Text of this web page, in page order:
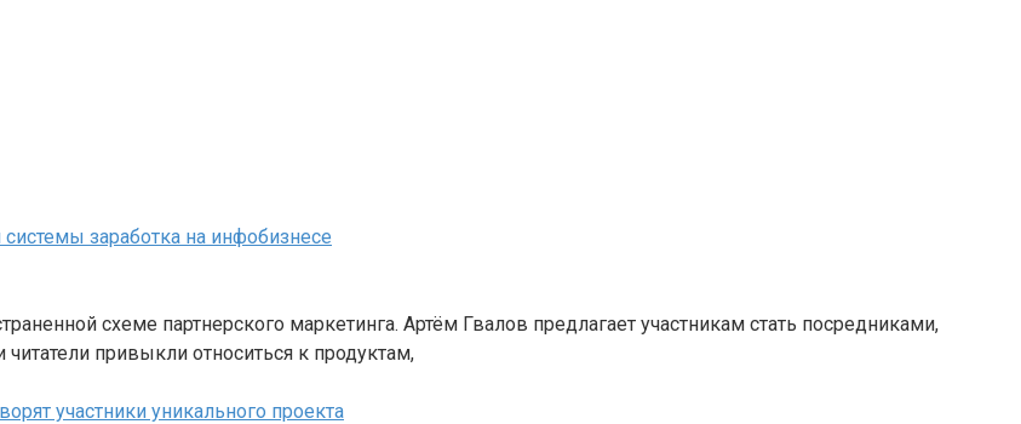
заработка на инфобизнесе
схеме партнерского маркетинга. Артём Гвалов предлагает участникам стать посредниками,
привыкли относиться к продуктам,
участники уникального проекта